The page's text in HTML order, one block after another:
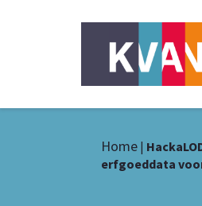
Home |
erfgoeddata